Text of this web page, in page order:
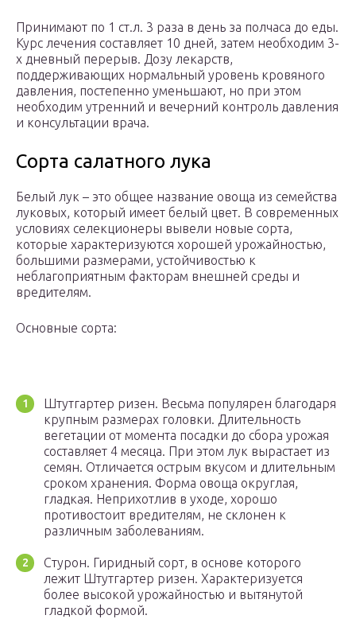
Принимают по 1 ст.л. 3 раза в день за полчаса до еды.
Курс лечения составляет 10 дней, затем необходим 3-
х дневный перерыв. Дозу лекарств,
поддерживающих нормальный уровень кровяного
давления, постепенно уменьшают, но при этом
необходим утренний и вечерний контроль давления
и консультации врача.
Сорта салатного лука
Белый лук – это общее название овоща из семейства
луковых, который имеет белый цвет. В современных
условиях селекционеры вывели новые сорта,
которые характеризуются хорошей урожайностью,
большими размерами, устойчивостью к
неблагоприятным факторам внешней среды и
вредителям.
Основные сорта:
Штутгартер ризен. Весьма популярен благодаря
крупным размерах головки. Длительность
вегетации от момента посадки до сбора урожая
составляет 4 месяца. При этом лук вырастает из
семян. Отличается острым вкусом и длительным
сроком хранения. Форма овоща округлая,
гладкая. Неприхотлив в уходе, хорошо
противостоит вредителям, не склонен к
различным заболеваниям.
Стурон. Гиридный сорт, в основе которого
лежит Штутгартер ризен. Характеризуется
более высокой урожайностью и вытянутой
гладкой формой.